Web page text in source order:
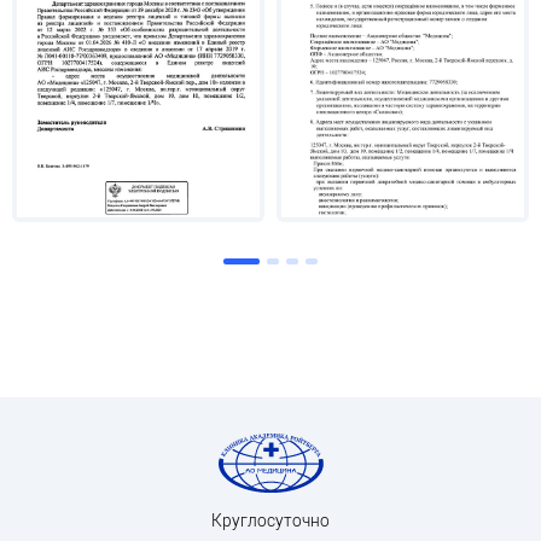
облучение метастазов различной локализации.
Круглосуточно